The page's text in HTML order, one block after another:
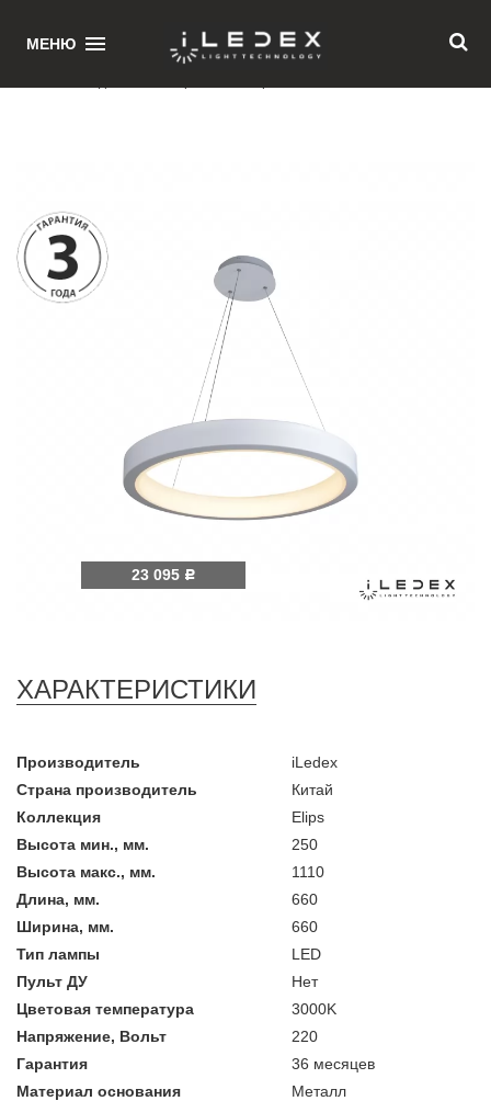
МЕНЮ
23 095 Р
ХАРАКТЕРИСТИКИ
Производитель
iLedex
Страна производитель
Китай
Коллекция
Elips
Высота мин., мм.
250
Высота макс., мм.
1110
Длина, мм.
660
Ширина, мм.
660
Тип лампы
LED
Пульт ДУ
Нет
Цветовая температура
3000K
Напряжение, Вольт
220
Гарантия
36 месяцев
Материал основания
Металл